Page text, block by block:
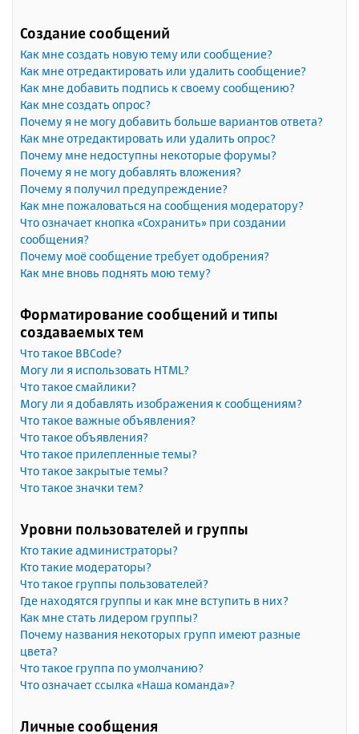
Создание сообщений
Как мне создать новую тему или сообщение?
Как мне отредактировать или удалить сообщение?
Как мне добавить подпись к своему сообщению?
Как мне создать опрос?
Почему я не могу добавить больше вариантов ответа?
Как мне отредактировать или удалить опрос?
Почему мне недоступны некоторые форумы?
Почему я не могу добавлять вложения?
Почему я получил предупреждение?
Как мне пожаловаться на сообщения модератору?
Что означает кнопка «Сохранить» при создании
сообщения?
Почему моё сообщение требует одобрения?
Как мне вновь поднять мою тему?
Форматирование сообщений и типы
создаваемых тем
Что такое BBCode?
Могу ли я использовать HTML?
Что такое смайлики?
Могу ли я добавлять изображения к сообщениям?
Что такое важные объявления?
Что такое объявления?
Что такое прилепленные темы?
Что такое закрытые темы?
Что такое значки тем?
Уровни пользователей и группы
Кто такие администраторы?
Кто такие модераторы?
Что такое группы пользователей?
Где находятся группы и как мне вступить в них?
Как мне стать лидером группы?
Почему названия некоторых групп имеют разные
цвета?
Что такое группа по умолчанию?
Что означает ссылка «Наша команда»?
Личные сообщения